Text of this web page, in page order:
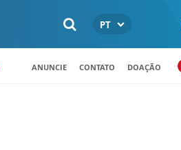
PT
ANUNCIE CONTATO DOAÇÃO